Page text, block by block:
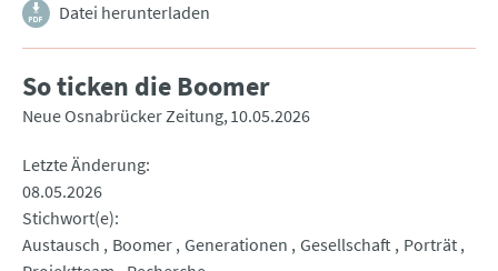
Datei herunterladen
So ticken die Boomer
Neue Osnabrücker Zeitung 10.05.2026
Letzte Änderung
08.05.2026
Stichwort(e)
Austausch
Boomer Generationen Gesellschaft Porträt